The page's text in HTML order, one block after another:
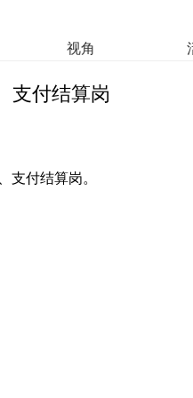
视角
支付结算岗
付结算岗。